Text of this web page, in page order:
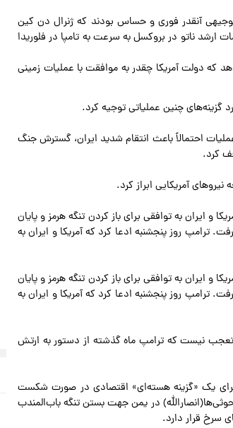
آنقدر فوری و حساس بودند که ژنرال دن کین
کرد تا در ۱۹ مه از جلسه با مقامات ارشد ناتو در بروکسل به سرعت به تامپا در فلوریدا
دولت آمریکا چقدر به موافقت با عملیات زمینی
گزینه‌های چنین عملیاتی توجیه کرد.
احتمالاً باعث انتقام شدید ایران، گسترش جنگ
کرد.
آمریکایی ابراز کرد.
و ایران به توافقی برای باز کردن تنگه هرمز و پایان
ترامپ روز پنجشنبه ادعا کرد که آمریکا و ایران به
و ایران به توافقی برای باز کردن تنگه هرمز و پایان
ترامپ روز پنجشنبه ادعا کرد که آمریکا و ایران به
نیست که ترامپ ماه گذشته از دستور به ارتش
برای یک «گزینه هسته‌ای» اقتصادی در صورت شکست
در یمن جهت بستن تنگه باب‌المندب
سرخ قرار دارد.